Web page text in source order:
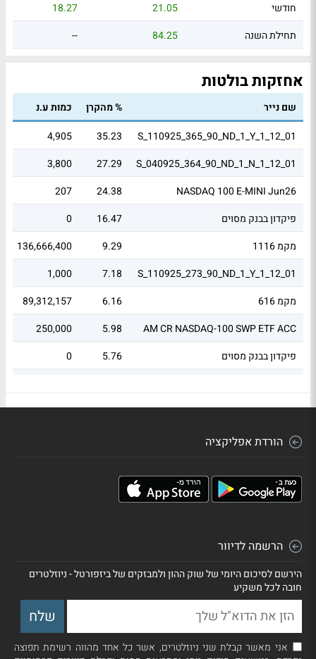
חודשי
21.05
18.27
תחילת השנה
84.25
--
אחזקות בולטות
שם נייר % מהקרן כמות ע.נ
S_110925_365_90_ND_1_Y_1_12_01
35.23
4,905
S_040925_364_90_ND_1_N_1_12_01
27.29
3,800
NASDAQ 100 E-MINI Jun26
24.38
207
פיקדון בבנק מסוים
16.47
0
מקמ 1116
9.29
136,666,400
S_110925_273_90_ND_1_Y_1_12_01
7.18
1,000
מקמ 616
6.16
89,312,157
AM CR NASDAQ-100 SWP ETF ACC
5.98
250,000
פיקדון בבנק מסוים
5.76
0
הורדת אפליקציה
הרשמה לדיוור
הירשם לסיכום היומי של שוק ההון ולמבזקים של ביזפורטל - ניוזלטרים
חובה לכל משקיע
אני מאשר קבלת שני ניוזלטרים, אשר כל אחד מהווה רשימת תפוצה